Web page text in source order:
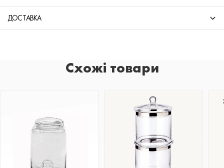
ДОСТАВКА
Схожі товари